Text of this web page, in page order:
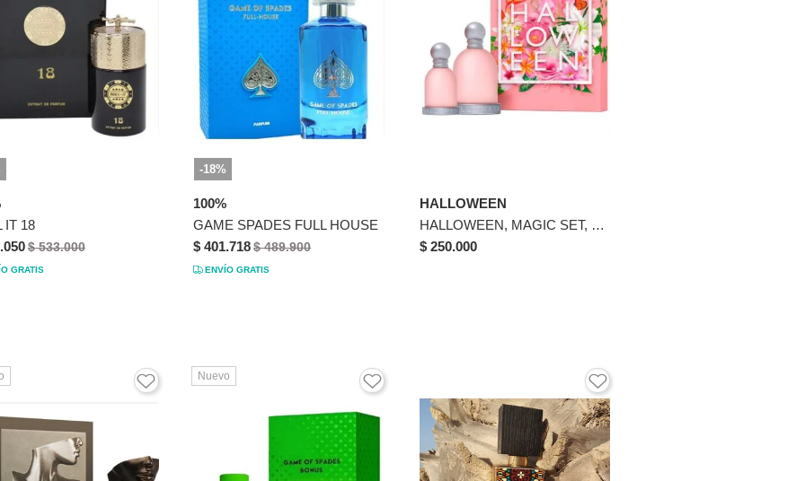
IT 18
$ 533.000
GRATIS
-18%
100%
GAME SPADES FULL HOUSE
$ 401.718$ 489.900
ENVÍO GRATIS
HALLOWEEN
HALLOWEEN, MAGIC SET, HWN-005, 100ML+30ML
$ 250.000
Nuevo